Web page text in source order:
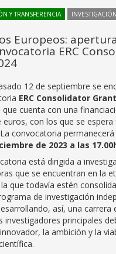
Y TRANSFERENCIA INVESTIGACIÓN
Europeos:
ERC
12 de septiembre se
ERC Consolidator
que cuenta con una
euros, con los que se espera
convocatoria
de 2023 a las
está dirigida a
que se encuentran en la
que todavía estén
de investigación
así, una carrera
investigadores principales
la ambición y la